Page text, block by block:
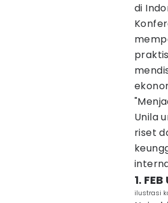
di
Unila
riset
1.
ilustrasi